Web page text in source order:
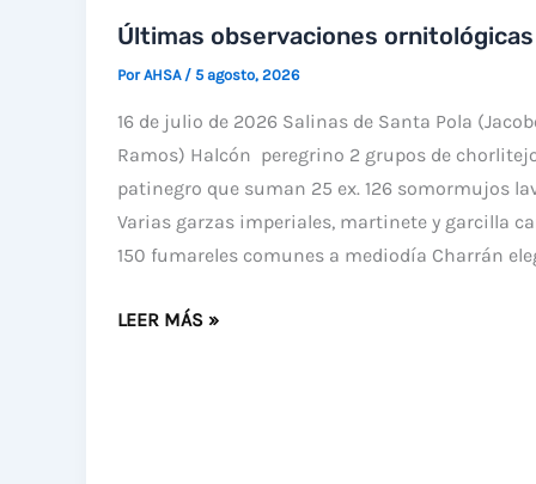
Últimas observaciones ornitológicas
PorAHSA / 5 agosto, 2026
16 de julio de 2026 Salinas de Santa Pola
Ramos) Halcón peregrino 2 grupos de
patinegro que suman 25 ex. 126 somormujos
Varias garzas imperiales, martinete y garcilla
150 fumareles comunes a mediodía Charrán
ÚLTIMAS
LEER MÁS »